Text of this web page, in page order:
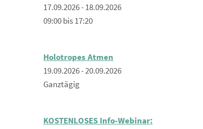
17.09.2026 - 18.09.2026
09:00 bis 17:20
Holotropes Atmen
19.09.2026 - 20.09.2026
Ganztägig
KOSTENLOSES Info-Webinar: